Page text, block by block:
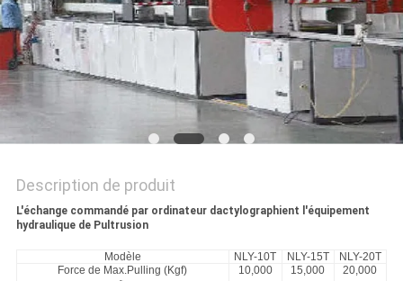
POLITIQUE
DE
CONFIDENTIALITÉ
Description de produit
L'échange commandé par ordinateur dactylographient l'équipement
hydraulique de Pultrusion
Modèle NLY-10T NLY-15T
NLY-20T
Force de Max.Pulling (Kgf)
10,000 15,000 20,000